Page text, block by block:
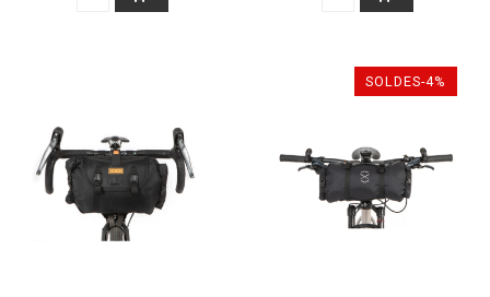
SOLDES-4%